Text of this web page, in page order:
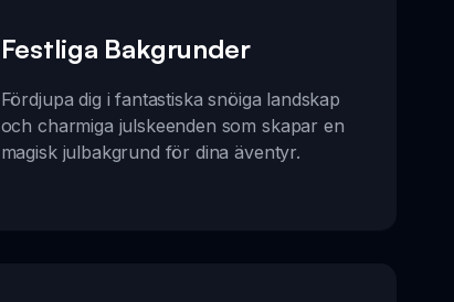
Festliga Bakgrunder
Fördjupa dig i fantastiska snöiga landskap
och charmiga julskeenden som skapar en
magisk julbakgrund för dina äventyr.